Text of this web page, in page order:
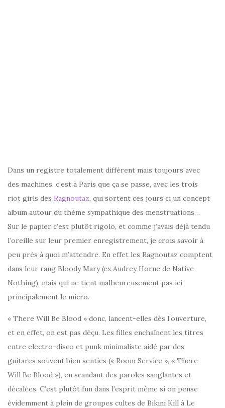
Dans un registre totalement différent mais toujours avec
des machines, c’est à Paris que ça se passe, avec les trois
riot girls des Ragnoutaz, qui sortent ces jours ci un concept
album autour du thème sympathique des menstruations…
Sur le papier c’est plutôt rigolo, et comme j’avais déjà tendu
l’oreille sur leur premier enregistrement, je crois savoir à
peu près à quoi m’attendre. En effet les Ragnoutaz comptent
dans leur rang Bloody Mary (ex Audrey Horne de Native
Nothing), mais qui ne tient malheureusement pas ici
principalement le micro.
« There Will Be Blood » donc, lancent-elles dès l’ouverture,
et en effet, on est pas déçu. Les filles enchaînent les titres
entre electro-disco et punk minimaliste aidé par des
guitares souvent bien senties (« Room Service », « There
Will Be Blood »), en scandant des paroles sanglantes et
décalées. C’est plutôt fun dans l’esprit même si on pense
évidemment à plein de groupes cultes de Bikini Kill à Le